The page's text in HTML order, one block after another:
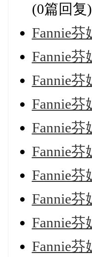
(0篇回复)
Fannie
Fannie
Fannie
Fannie
Fannie
Fannie
Fannie
Fannie
Fannie
Fannie